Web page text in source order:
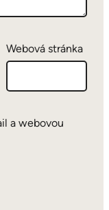
Webová stránka
a webovou